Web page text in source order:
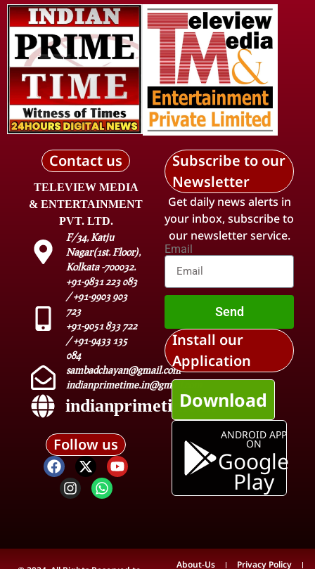
Contact us
TELEVIEW MEDIA
& ENTERTAINMENT
PVT. LTD.
F/34, Katju
Nagar(1st. Floor),
Kolkata -700032.
+91-9831 223 083
/ +91-9903 903
723
+91-9051 833 722
/ +91-9433 135
084
sambadchayan@gmail.com
indianprimetime.in@gmail.com
indianprimetime.in
Follow us
Subscribe to our
Newsletter
Get daily news alerts in
your inbox, subscribe to
our newsletter service.
Email
Send
Install our
Application
Download
ANDROID APP
ON
Google
Play
About-Us Privacy Policy